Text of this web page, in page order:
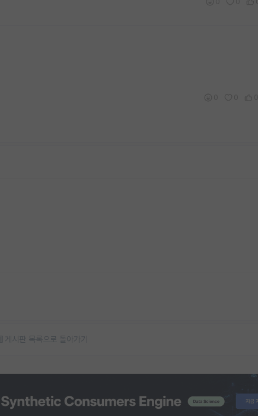
게시판 목록으로 돌아가기